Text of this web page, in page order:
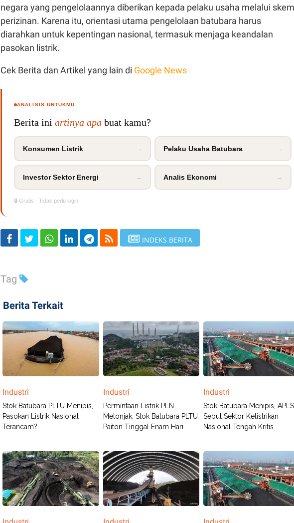
negara yang pengelolaannya diberikan kepada pelaku usaha melalui
perizinan. Karena itu, orientasi utama pengelolaan batubara harus
diarahkan untuk kepentingan nasional, termasuk menjaga keandalan
pasokan listrik.
Cek Berita dan Artikel yang lain di Google News
ANALISIS UNTUKMU
Berita ini artinya apa buat kamu?
Konsumen Listrik → Pelaku Usaha Batubara →
Investor Sektor Energi → Analis Ekonomi →
🔒 Gratis · Tidak perlu login
INDEKS BERITA
Tag
Berita Terkait
Industri
Stok Batubara PLTU Menipis,
Pasokan Listrik Nasional
Terancam?
Industri
Permintaan Listrik PLN
Melonjak, Stok Batubara PLTU
Paiton Tinggal Enam Hari
Industri
Stok Batubara Menipis, APLSI
Sebut Sektor Kelistrikan
Nasional Tengah Kritis